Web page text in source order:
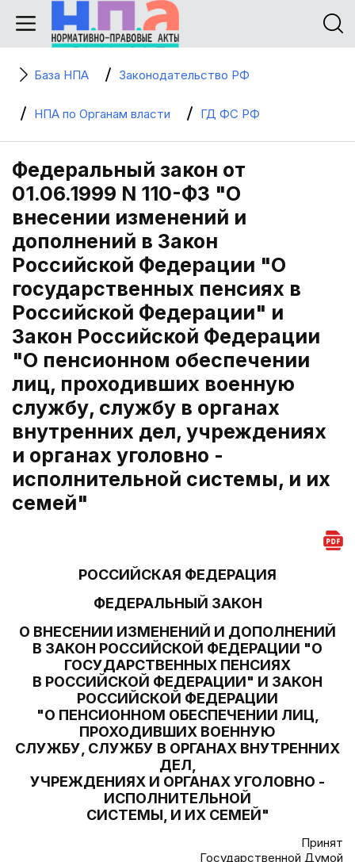
База НПА Законодательство РФ
НПА по Органам власти ГД ФС РФ
Федеральный закон от
01.06.1999 N 110-ФЗ "О
внесении изменений и
дополнений в Закон
Российской Федерации "О
государственных пенсиях в
Российской Федерации" и
Закон Российской Федерации
"О пенсионном обеспечении
лиц, проходивших военную
службу, службу в органах
внутренних дел, учреждениях
и органах уголовно -
исполнительной системы, и их
семей"
РОССИЙСКАЯ ФЕДЕРАЦИЯ
ФЕДЕРАЛЬНЫЙ ЗАКОН
О ВНЕСЕНИИ ИЗМЕНЕНИЙ И ДОПОЛНЕНИЙ
В ЗАКОН РОССИЙСКОЙ ФЕДЕРАЦИИ "О
ГОСУДАРСТВЕННЫХ ПЕНСИЯХ
В РОССИЙСКОЙ ФЕДЕРАЦИИ" И ЗАКОН
РОССИЙСКОЙ ФЕДЕРАЦИИ
"О ПЕНСИОННОМ ОБЕСПЕЧЕНИИ ЛИЦ,
ПРОХОДИВШИХ ВОЕННУЮ
СЛУЖБУ, СЛУЖБУ В ОРГАНАХ ВНУТРЕННИХ
ДЕЛ,
УЧРЕЖДЕНИЯХ И ОРГАНАХ УГОЛОВНО -
ИСПОЛНИТЕЛЬНОЙ
СИСТЕМЫ, И ИХ СЕМЕЙ"
Принят
Государственной Думой